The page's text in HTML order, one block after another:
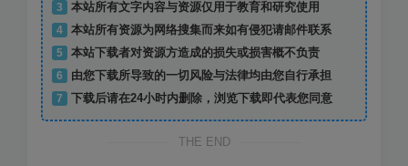
3
本站所有文字内容与资源仅用于教育和研究使用
4
本站所有资源为网络搜集而来如有侵犯请邮件联系
5
本站下载者对资源方造成的损失或损害概不负责
6
由您下载所导致的一切风险与法律均由您自行承担
7
下载后请在24小时内删除，浏览下载即代表您同意
THE END